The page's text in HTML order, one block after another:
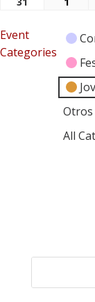
Event
Categories
Otros
All